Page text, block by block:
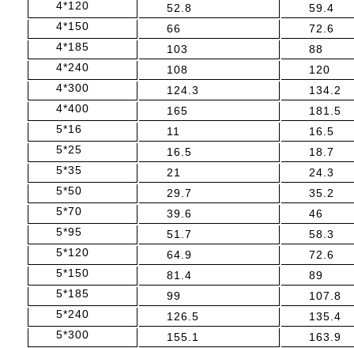
4*120
52.8
59.4
4*150
66
72.6
4*185
103
88
4*240
108
120
4*300
124.3
134.2
4*400
165
181.5
5*16
11
16.5
5*25
16.5
18.7
5*35
21
24.3
5*50
29.7
35.2
5*70
39.6
46
5*95
51.7
58.3
5*120
64.9
72.6
5*150
81.4
89
5*185
99
107.8
5*240
126.5
135.4
5*300
155.1
163.9